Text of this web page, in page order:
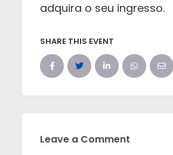
adquira o seu ingresso.
SHARE THIS EVENT
Leave a Comment